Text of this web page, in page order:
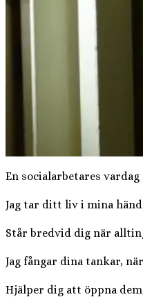
En socialarbetares vardag
Jag tar ditt liv i mina
Står bredvid dig när
Jag fångar dina tankar,
Hjälper dig att öppna